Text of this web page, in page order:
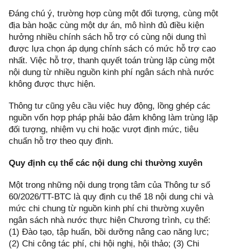
Đáng chú ý, trường hợp cùng một đối tượng, cùng một
địa bàn hoặc cùng một dự án, mô hình đủ điều kiện
hưởng nhiều chính sách hỗ trợ có cùng nội dung thì
được lựa chọn áp dụng chính sách có mức hỗ trợ cao
nhất. Việc hỗ trợ, thanh quyết toán trùng lặp cùng một
nội dung từ nhiều nguồn kinh phí ngân sách nhà nước
không được thực hiện.
Thông tư cũng yêu cầu việc huy động, lồng ghép các
nguồn vốn hợp pháp phải bảo đảm không làm trùng lặp
đối tượng, nhiệm vụ chi hoặc vượt định mức, tiêu
chuẩn hỗ trợ theo quy định.
Quy định cụ thể các nội dung chi thường xuyên
Một trong những nội dung trọng tâm của Thông tư số
60/2026/TT-BTC là quy định cụ thể 18 nội dung chi và
mức chi chung từ nguồn kinh phí chi thường xuyên
ngân sách nhà nước thực hiện Chương trình, cụ thể:
(1) Đào tạo, tập huấn, bồi dưỡng nâng cao năng lực;
(2) Chi công tác phí, chi hội nghị, hội thảo; (3) Chi